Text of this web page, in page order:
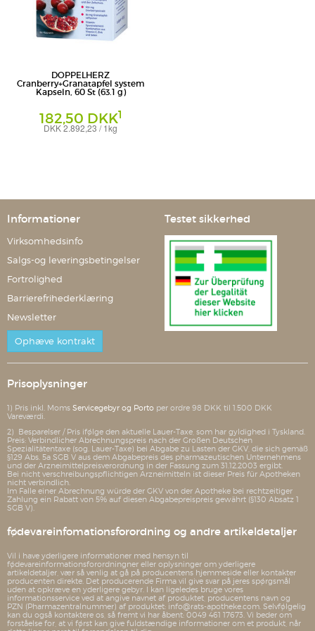
DOPPELHERZ
Cranberry+Granatapfel system
Kapseln, 60 St (63.1 g)
182,50 DKK1
DKK 2.892,23 / 1kg
Informationer
Virksomhedsinfo
Salgs-og leveringsbetingelser
Fortrolighed
Barrierefrihederklæring
Newsletter
Ophæve kontrakt
Testet sikkerhed
Prisoplysninger
1) Pris inkl. Moms Servicegebyr og Porto per ordre 98 DKK til 1.500 DKK
Vareværdi.
2) Besparelser / Pris ifølge den aktuelle Lauer-Taxe, som har gyldighed i Tyskland.
Preis: Verbindlicher Abrechnungspreis nach der Großen Deutschen
Spezialitätentaxe (sog. Lauer-Taxe) bei Abgabe zu Lasten der GKV, die sich gemäß
§129 Abs. 5a SGB V aus dem Abgabepreis des pharmazeutischen Unternehmens
und der Arzneimittelpreisverordnung in der Fassung zum 31.12.2003 ergibt.
Bei nicht verschreibungspflichtigen Arzneimitteln ist dieser Preis für Apotheken
nicht verbindlich.
Im Falle einer Abrechnung würde der GKV von der Apotheke bei rechtzeitiger
Zahlung ein Rabatt von 5% auf diesen Abgabepreispreis gewährt (§130 Absatz 1
SGB V).
fødevareinfomationsforordning og andre artikeldetaljer
Vil i have yderligere informationer med hensyn til
fødevareinformationsforordningner eller oplysninger om yderligere
artikeldetaljer, vær så venlig at gå på producentens hjemmeside eller kontakter
producenten direkte. Det producerende Firma vil give svar på jeres spørgsmål
uden at opkræve en yderligere gebyr. I kan ligeledes bruge vores
informationsservice ved at angive navnet af produktet, producentens navn og
PZN (Pharmazentralnummer) af produktet: info@rats-apotheke.com. Selvfølgelig
kan du også kontaktere os, så fremt vi har åbent: 0049 461 17673. Vi beder om
forståelse for, at vi først kan give fuldstændige informationer om et produkt, når